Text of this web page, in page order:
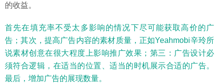
的收益。
首先在填充率不受太多影响的情况下尽可能获取高价的广
告；其次，提高广告内容的素材质量，正如Yeahmobi辛玲所
说素材创意在很大程度上影响推广效果；第三：广告设计必
须符合逻辑，在适当的位置、适当的时机展示合适的广告。
最后，增加广告的展现数量。